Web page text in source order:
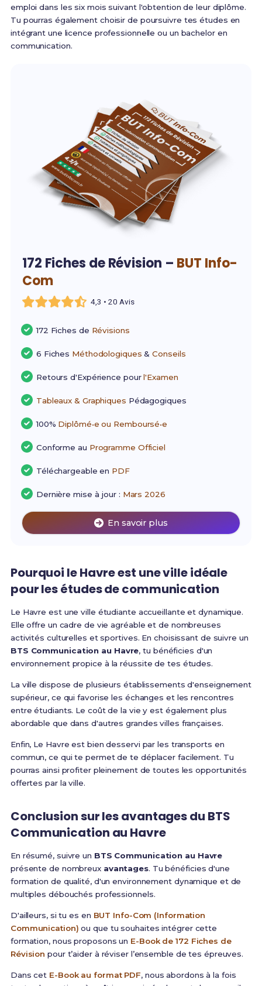
emploi dans les six mois suivant l'obtention de leur diplôme.
Tu pourras également choisir de poursuivre tes études en
intégrant une licence professionnelle ou un bachelor en
communication.
172 Fiches de Révision – BUT Info-
Com
4,3 • 20 Avis
172 Fiches de Révisions
6 Fiches Méthodologiques &Conseils
Retours d'Expérience pourl'Examen
Tableaux & Graphiques Pédagogiques
100% Diplômé•e ou Remboursé•e
Conforme au Programme Officiel
Téléchargeable en PDF
Dernière mise à jour : Mars 2026
En savoir plus
Pourquoi le Havre est une ville idéale
pour les études de communication
Le Havre est une ville étudiante accueillante et dynamique.
Elle offre un cadre de vie agréable et de nombreuses
activités culturelles et sportives. En choisissant de suivre un
BTS Communication au Havre, tu bénéficies d'un
environnement propice à la réussite de tes études.
La ville dispose de plusieurs établissements d'enseignement
supérieur, ce qui favorise les échanges et les rencontres
entre étudiants. Le coût de la vie y est également plus
abordable que dans d'autres grandes villes françaises.
Enfin, Le Havre est bien desservi par les transports en
commun, ce qui te permet de te déplacer facilement. Tu
pourras ainsi profiter pleinement de toutes les opportunités
offertes par la ville.
Conclusion sur les avantages du BTS
Communication au Havre
En résumé, suivre un BTS Communication au Havre
présente de nombreux avantages. Tu bénéficies d'une
formation de qualité, d'un environnement dynamique et de
multiples débouchés professionnels.
D'ailleurs, si tu es en BUT Info-Com (Information
Communication) ou que tu souhaites intégrer cette
formation, nous proposons un E-Book de 172 Fiches de
Révision pour t’aider à réviser l’ensemble de tes épreuves.
Dans cet E-Book au format PDF, nous abordons à la fois